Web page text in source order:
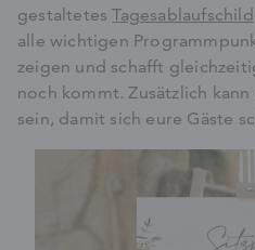
gestaltetesTagesablaufschild
alle wichtigen
zeigen und schafft
noch kommt. Zusätzlich kann
sein, damit sich eure Gäste